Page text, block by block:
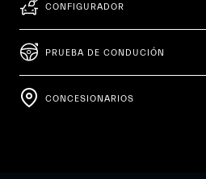
CONFIGURADOR
PRUEBA DE CONDUCIÓN
CONCESIONARIOS